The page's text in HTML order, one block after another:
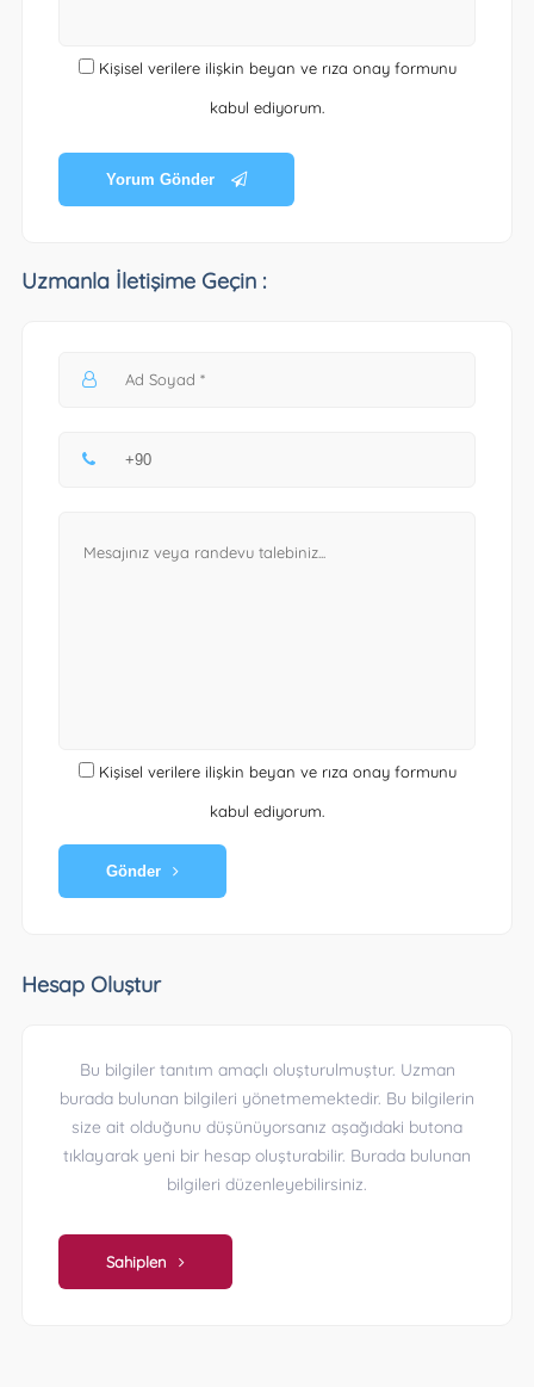
Kişisel verilere ilişkin beyan ve rıza onay formunu
kabul ediyorum.
Yorum Gönder
Uzmanla İletişime Geçin :
Kişisel verilere ilişkin beyan ve rıza onay formunu
kabul ediyorum.
Gönder
Hesap Oluştur
Bu bilgiler tanıtım amaçlı oluşturulmuştur. Uzman
burada bulunan bilgileri yönetmemektedir. Bu bilgilerin
size ait olduğunu düşünüyorsanız aşağıdaki butona
tıklayarak yeni bir hesap oluşturabilir. Burada bulunan
bilgileri düzenleyebilirsiniz.
Sahiplen